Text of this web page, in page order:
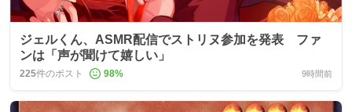
ジェルくん、ASMR配信でストリヌ参加を発表 ファ
ンは「声が聞けて嬉しい」
225件のポスト 98% 9時間前